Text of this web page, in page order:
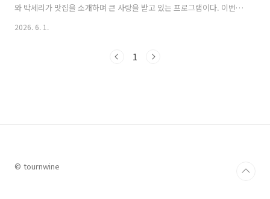
와 박세리가 맛집을 소개하며 큰 사랑을 받고 있는 프로그램이다. 이번
주 에서 초청된 게스트는 프리랜서 아나운서 김대호. 이영자와 박세리는
식당에서 '묵은지 닭짜글이'를 대접하며 시선을 끌었다. 이번 글에서는
2026. 6. 1.
1
© tournwine